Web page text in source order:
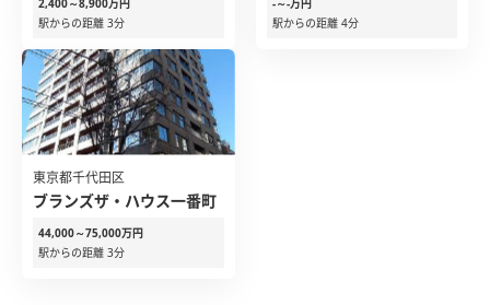
2,400～8,900万円
駅からの距離 3分
-～-万円
駅からの距離 4分
東京都千代田区
ブランズザ・ハウス一番町
44,000～75,000万円
駅からの距離 3分